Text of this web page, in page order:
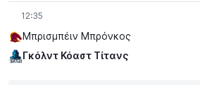
12:35
Μπρισμπέιν Μπρόνκος
Γκόλντ Κόαστ Τίτανς